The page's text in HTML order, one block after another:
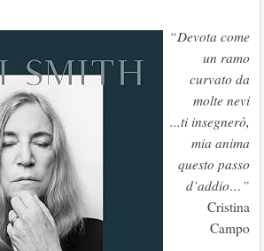
“Devota come
un ramo
curvato da
molte nevi
...ti insegnerò,
mia anima
questo passo
d’addio…”
Cristina
Campo